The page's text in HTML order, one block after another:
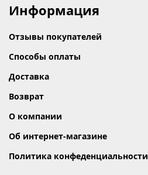
Информация
Отзывы покупателей
Способы оплаты
Доставка
Возврат
О компании
Об интернет-магазине
Политика конфеденциальности